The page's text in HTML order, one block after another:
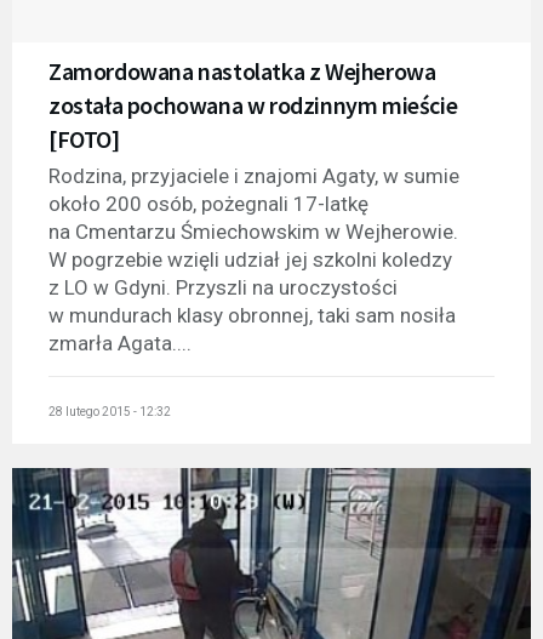
Zamordowana nastolatka z Wejherowa
została pochowana w rodzinnym mieście
[FOTO]
Rodzina, przyjaciele i znajomi Agaty, w sumie
około 200 osób, pożegnali 17-latkę
na Cmentarzu Śmiechowskim w Wejherowie.
W pogrzebie wzięli udział jej szkolni koledzy
z LO w Gdyni. Przyszli na uroczystości
w mundurach klasy obronnej, taki sam nosiła
zmarła Agata....
28 lutego 2015 - 12:32